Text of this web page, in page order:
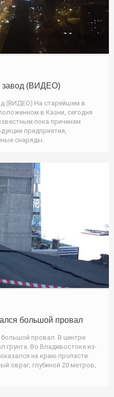
завод (ВИДЕО)
(ВИДЕО) На старейшем в
в Казни, сегодня
пока причинам
предприятия,
снаряды.
большой провал
провал. В центре
грунта. Во Владивостоке из-
на краю пропасти.
овраг, глубиной 20 метров,